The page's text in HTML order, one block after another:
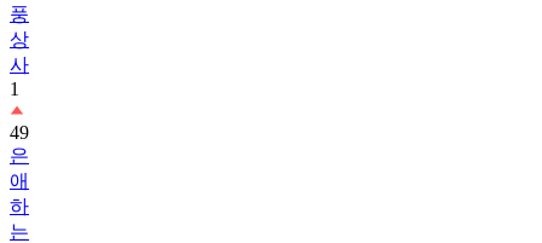
풍
상
사
1
49
은
애
하
는